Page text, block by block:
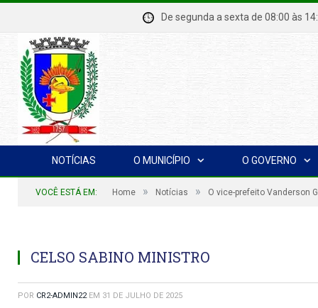
De segunda a sexta de 08:00
NOTÍCIAS O MUNICÍPIO O GOVERNO
VOCÊ ESTÁ EM: Home » Notícias » O vice-prefeito Vanderson
CELSO SABINO MINISTRO
POR CR2-ADMIN22 EM 31 DE JULHO DE 2025